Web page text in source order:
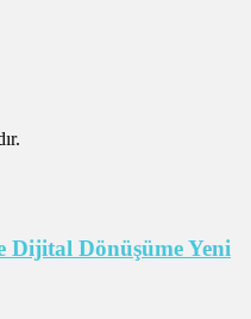
Dijital Dönüşüme Yeni